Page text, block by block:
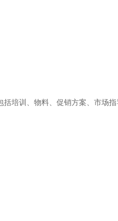
括培训、物料、促销方案、市场